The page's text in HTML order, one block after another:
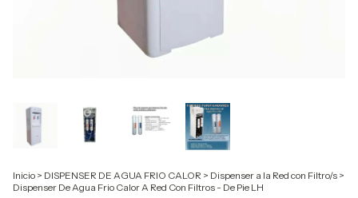
Inicio > DISPENSER DE AGUA FRIO CALOR > Dispenser a la Red con Filtro/s >
Dispenser De Agua Frio Calor A Red Con Filtros - De Pie LH